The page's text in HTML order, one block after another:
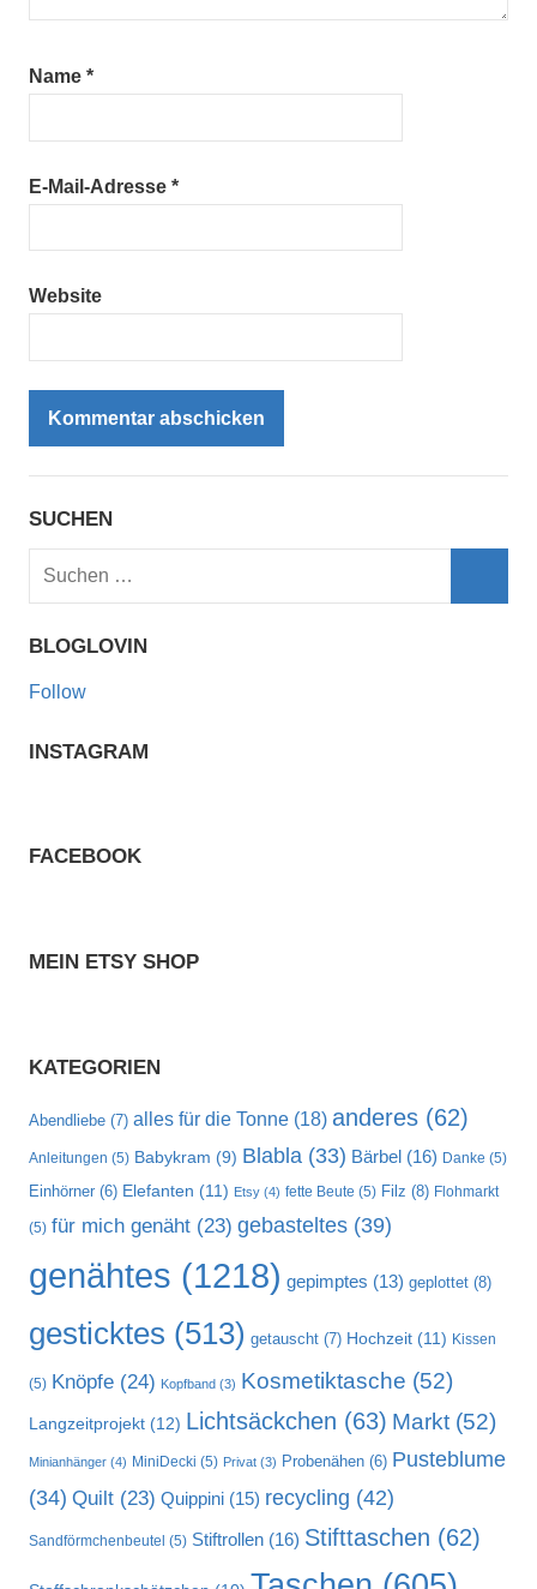
Name *
E-Mail-Adresse *
Website
SUCHEN
Suchen
BLOGLOVIN
Follow
INSTAGRAM
FACEBOOK
MEIN ETSY SHOP
KATEGORIEN
Abendliebe (7) alles für die Tonne (18) anderes (62)
Anleitungen (5) Babykram (9) Blabla (33) Bärbel (16) Danke (5)
Einhörner (6) Elefanten (11) Etsy (4) fette Beute (5) Filz (8) Flohmarkt
(5) für mich genäht (23) gebasteltes (39)
genähtes (1218) gepimptes (13) geplottet (8)
gesticktes (513) getauscht (7) Hochzeit (11) Kissen
(5) Knöpfe (24) Kopfband (3) Kosmetiktasche (52)
Langzeitprojekt (12) Lichtsäckchen (63) Markt (52)
Minianhänger (4) MiniDecki (5) Privat (3) Probenähen (6) Pusteblume
(34) Quilt (23) Quippini (15) recycling (42)
Sandförmchenbeutel (5) Stiftrollen (16) Stifttaschen (62)